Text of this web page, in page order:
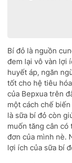
Bí đỏ là nguồn
đem lại vô vàn lợi
huyết áp, ngăn
tốt cho hệ tiêu
của Bepxua trên
một cách chế
là sữa bí đỏ còn
muốn tăng cân có
đơn của mình nè.
lợi ích của sữa bí